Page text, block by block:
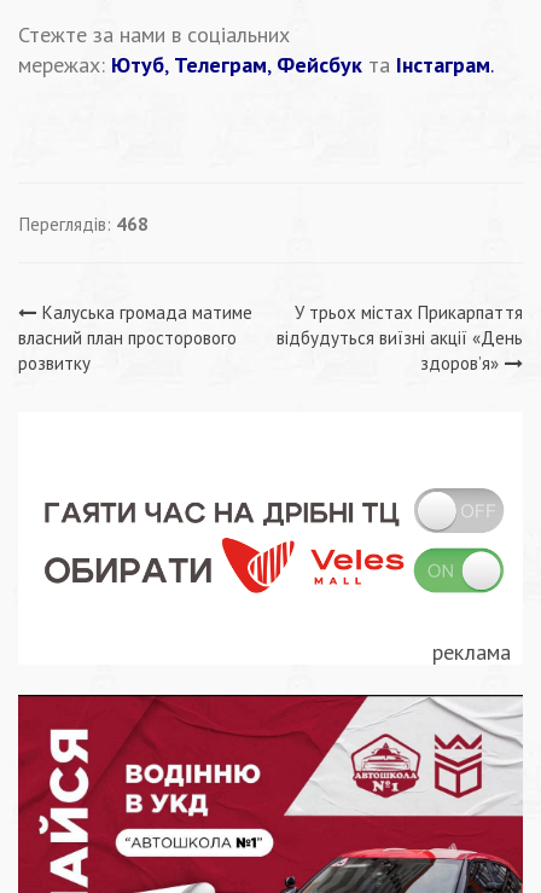
Стежте за нами в соціальних
мережах: Ютуб, Телеграм, Фейсбук та Інстаграм.
Переглядів: 468
Навігація
записів
Калуська громада матиме
власний план просторового
розвитку
У трьох містах Прикарпаття
відбудуться виїзні акції «День
здоровʼя»